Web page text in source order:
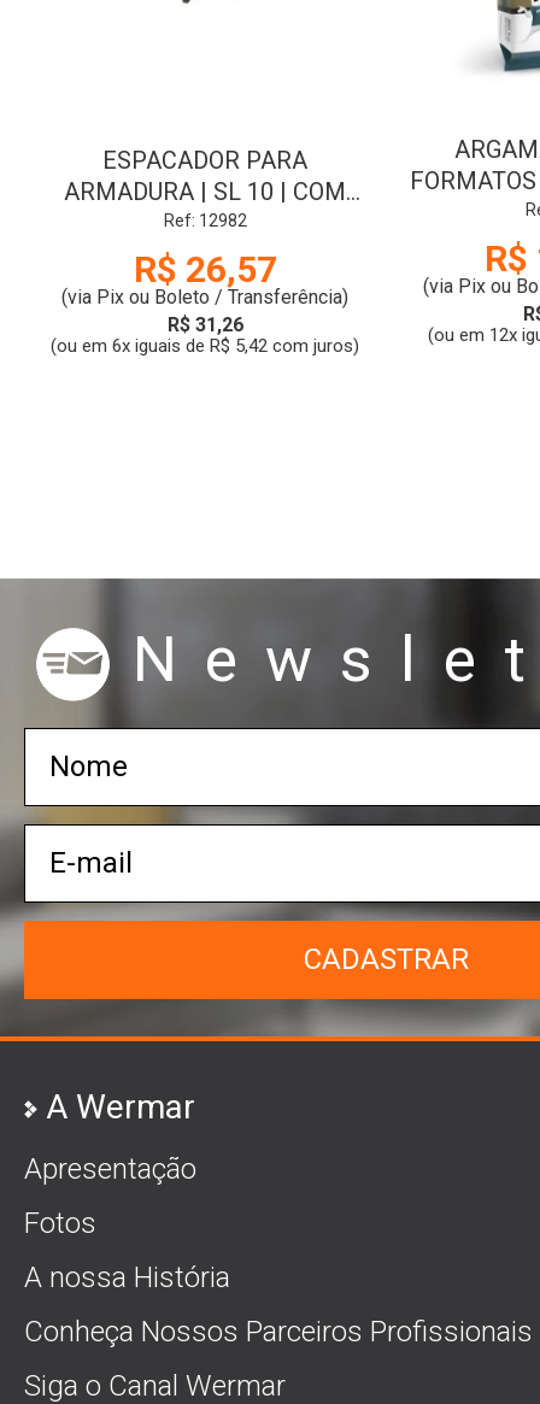
ESPACADOR PARA
ARMADURA | SL 10 | COM
100 PCS | JERUEL
Ref: 12982
R$ 26,57
(via Pix ou Boleto / Transferência)
R$ 31,26
(ou em 6x iguais de R$ 5,42 com juros)
|
(via Pix ou
(ou em 12x
CADASTRAR
A Wermar
Apresentação
Fotos
A nossa História
Conheça Nossos Parceiros Profissionais
Siga o Canal Wermar